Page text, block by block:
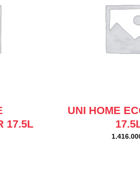
17.5L
UNI HOME